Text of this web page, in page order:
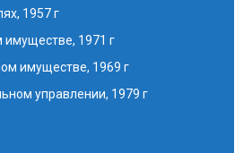
1957 г
1971 г
имуществе, 1969 г
управлении, 1979 г